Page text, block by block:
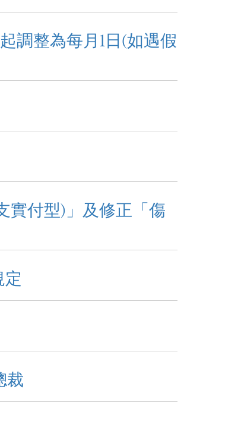
調整為每月1日(如遇假
實付型)」及修正「傷
定
裁